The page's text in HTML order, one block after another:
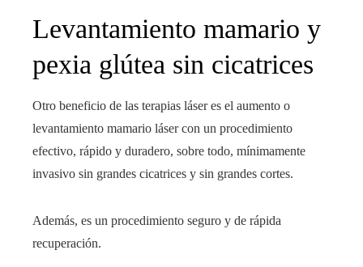
Levantamiento mamario y
pexia glútea sin cicatrices
Otro beneficio de las terapias láser es el aumento o
levantamiento mamario láser con un procedimiento
efectivo, rápido y duradero, sobre todo, mínimamente
invasivo sin grandes cicatrices y sin grandes cortes.
Además, es un procedimiento seguro y de rápida
recuperación.